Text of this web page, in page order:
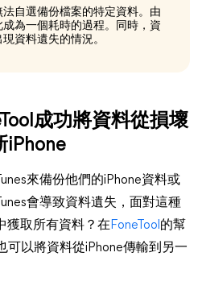
自選備份檔案的特定資料。由
為一個耗時的過程。同時，資
資料遺失的情況。
成功將資料從損壞
iPhone
來備份他們的iPhone資料或
會導致資料遺失，面對這種
獲取所有資料？在 FoneTool 的幫
可以將資料從iPhone傳輸到另一